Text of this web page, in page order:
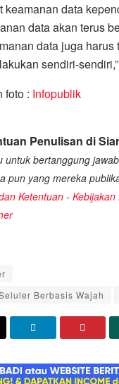
keamanan data
data akan terus
data juga harus
sendiri-
foto : Infopublik
Penulisan di
untuk bertanggung
pun yang mereka
Ketentuan - Kebijakan
Berbasis Wajah